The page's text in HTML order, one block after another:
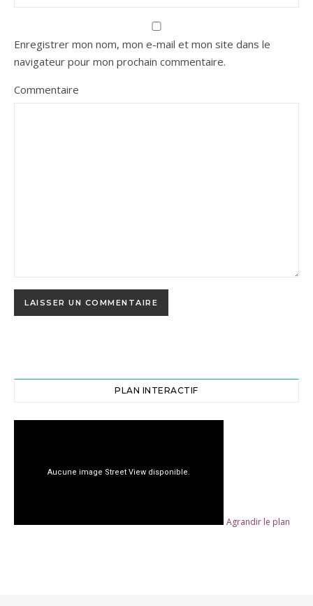
Enregistrer mon nom, mon e-mail et mon site dans le
navigateur pour mon prochain commentaire.
Commentaire
PLAN INTERACTIF
Agrandir le plan